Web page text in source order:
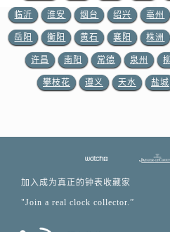
临沂 淮安 烟台 绍兴 亳州
岳阳 衡阳 黄石 襄阳 株洲
许昌 南阳 常德 泉州
攀枝花 遵义 天水 盐城
加入成为真正的钟表收藏家
"Join a real clock collector.”